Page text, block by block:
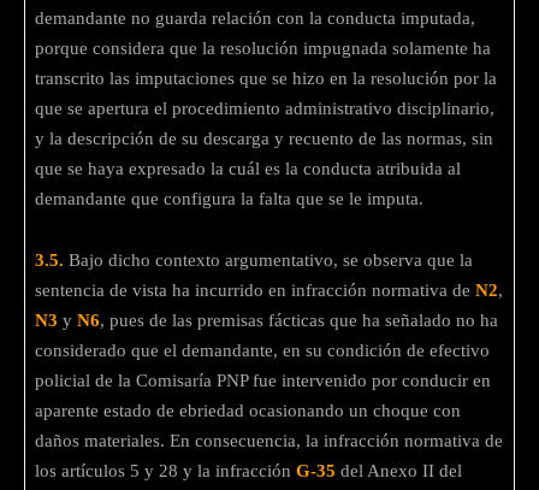
demandante no guarda relación con la conducta imputada,
porque considera que la resolución impugnada solamente ha
transcrito las imputaciones que se hizo en la resolución por la
que se apertura el procedimiento administrativo disciplinario,
y la descripción de su descarga y recuento de las normas, sin
que se haya expresado la cuál es la conducta atribuida al
demandante que configura la falta que se le imputa.
3.5. Bajo dicho contexto argumentativo, se observa que la
sentencia de vista ha incurrido en infracción normativa de N2,
N3 y N6, pues de las premisas fácticas que ha señalado no ha
considerado que el demandante, en su condición de efectivo
policial de la Comisaría PNP fue intervenido por conducir en
aparente estado de ebriedad ocasionando un choque con
daños materiales. En consecuencia, la infracción normativa de
los artículos 5 y 28 y la infracción G-35 del Anexo II del